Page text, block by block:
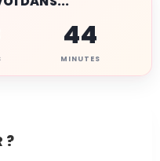
44
MINUTES
?